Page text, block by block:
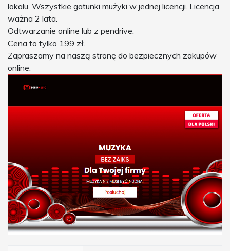
lokalu. Wszystkie gatunki mużyki w jednej licencji. Licencja
ważna 2 lata.
Odtwarzanie online lub z pendrive.
Cena to tylko 199 zł.
Zapraszamy na naszą stronę do bezpiecznych zakupów
online.